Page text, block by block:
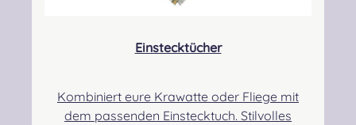
Einstecktücher
Kombiniert eure Krawatte oder Fliege mit
dem passenden Einstecktuch. Stilvolles